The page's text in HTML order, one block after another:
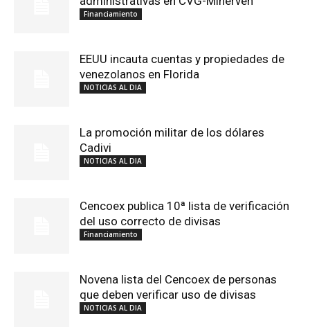
Financiamiento
EEUU incauta cuentas y propiedades de
venezolanos en Florida
NOTICIAS AL DIA
La promoción militar de los dólares
Cadivi
NOTICIAS AL DIA
Cencoex publica 10ª lista de verificación
del uso correcto de divisas
Financiamiento
Novena lista del Cencoex de personas
que deben verificar uso de divisas
NOTICIAS AL DIA